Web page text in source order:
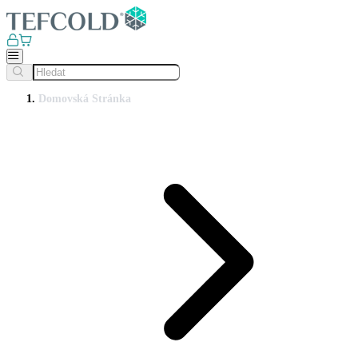
Domovská Stránka